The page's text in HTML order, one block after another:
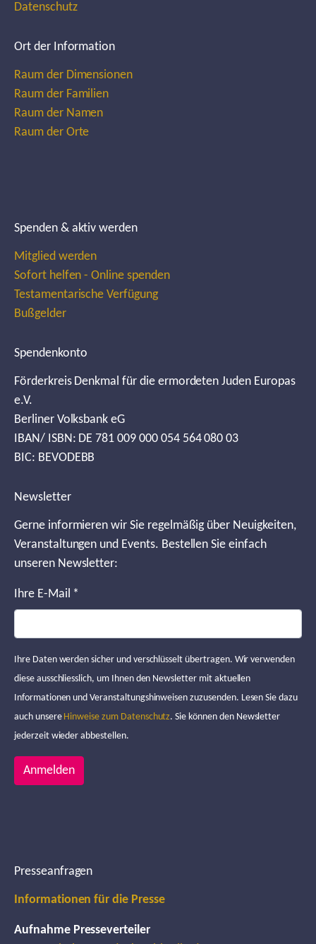
Datenschutz
Ort der Information
Raum der Dimensionen
Raum der Familien
Raum der Namen
Raum der Orte
Spenden & aktiv werden
Mitglied werden
Sofort helfen - Online spenden
Testamentarische Verfügung
Bußgelder
Spendenkonto
Förderkreis Denkmal für die ermordeten Juden Europas
e.V.
Berliner Volksbank eG
IBAN/ ISBN: DE 781 009 000 054 564 080 03
BIC: BEVODEBB
Newsletter
Gerne informieren wir Sie regelmäßig über Neuigkeiten,
Veranstaltungen und Events. Bestellen Sie einfach
unseren Newsletter:
Ihre E-Mail *
Ihre Daten werden sicher und verschlüsselt übertragen. Wir verwenden
diese ausschliesslich, um Ihnen den Newsletter mit aktuellen
Informationen und Veranstaltungshinweisen zuzusenden. Lesen Sie dazu
auch unsere Hinweise zum Datenschutz. Sie können den Newsletter
jederzeit wieder abbestellen.
Anmelden
Presseanfragen
Informationen für die Presse
Aufnahme Presseverteiler